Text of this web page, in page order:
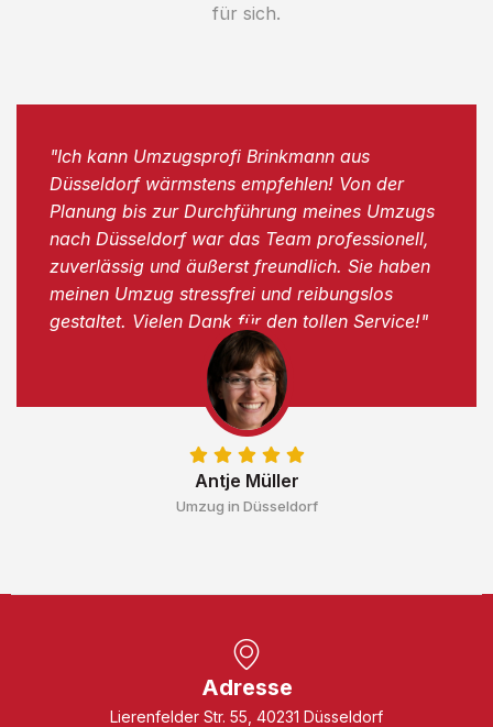
für sich.
Antje Müller
Umzug in Düsseldorf
"Ich kann Umzugsprofi Brinkmann aus
Düsseldorf wärmstens empfehlen! Von der
Planung bis zur Durchführung meines Umzugs
nach Düsseldorf war das Team professionell,
zuverlässig und äußerst freundlich. Sie haben
meinen Umzug stressfrei und reibungslos
gestaltet. Vielen Dank für den tollen Service!"
Adresse
Lierenfelder Str. 55, 40231 Düsseldorf